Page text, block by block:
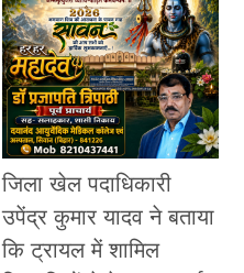
जिला खेल पदाधिकारी
उपेंद्र कुमार यादव ने बताया
कि ट्रायल में शामिल